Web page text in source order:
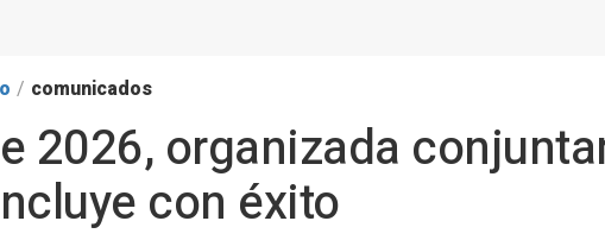
/ comunicados
2026, organizada
con éxito